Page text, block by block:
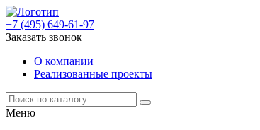
+7 (495) 649-61-97
Заказать звонок
О компании
Реализованные проекты
Меню